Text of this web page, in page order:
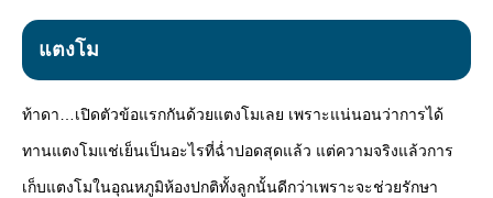
แตงโม
ท้าดา…เปิดตัวข้อแรกกันด้วยแตงโมเลย เพราะแน่นอนว่าการได้
ทานแตงโมแช่เย็นเป็นอะไรที่ฉ่ำปอดสุดแล้ว แต่ความจริงแล้วการ
เก็บแตงโมในอุณหภูมิห้องปกติทั้งลูกนั้นดีกว่าเพราะจะช่วยรักษา